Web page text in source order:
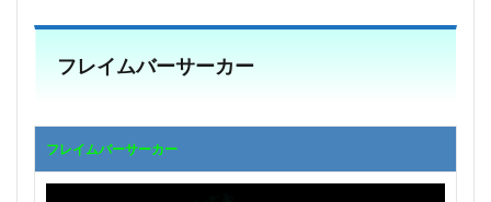
フレイムバーサーカー
フレイムバーサーカー